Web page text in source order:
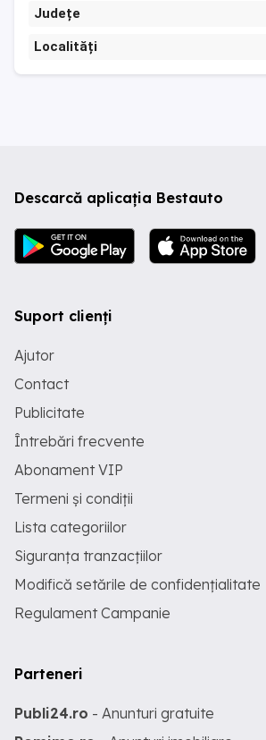
Județe
Localități
Descarcă aplicația Bestauto
Suport clienți
Ajutor
Contact
Publicitate
Întrebări frecvente
Abonament VIP
Termeni și condiții
Lista categoriilor
Siguranța tranzacțiilor
Modifică setările de confidențialitate
Regulament Campanie
Parteneri
Publi24.ro - Anunturi gratuite